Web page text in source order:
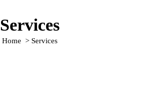
Services
Home > Services